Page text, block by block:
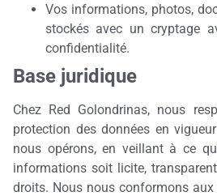
Vos informations, photos,
stockés avec un cryptage
confidentialité.
Base juridique
Chez Red Golondrinas, nous
protection des données en
nous opérons, en veillant à ce
informations soit licite,
droits. Nous nous conformons